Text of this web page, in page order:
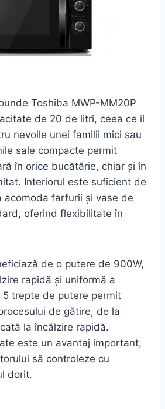
Toshiba MWP-MM20P
de 20 de litri, ceea ce îl
nevoile unei familii mici sau
sale compacte permit
în orice bucătărie, chiar și în
Interiorul este suficient de
acomoda farfurii și vase de
oferind flexibilitate în
de o putere de 900W,
rapidă și uniformă a
5 trepte de putere permit
de gătire, de la
la încălzire rapidă.
este un avantaj important,
să controleze cu
dorit.